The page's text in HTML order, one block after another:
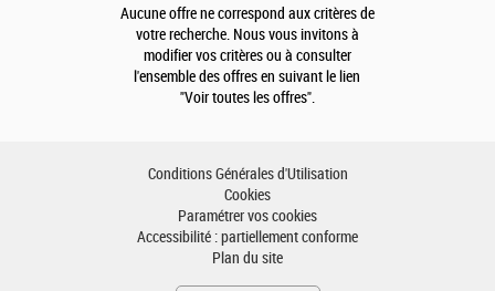
Aucune offre ne correspond aux critères de
votre recherche. Nous vous invitons à
modifier vos critères ou à consulter
l'ensemble des offres en suivant le lien
"Voir toutes les offres".
Conditions Générales d'Utilisation
Cookies
Paramétrer vos cookies
Accessibilité : partiellement conforme
Plan du site